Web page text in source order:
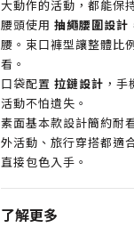
大動作的活動，都能保
腰頭使用 抽繩腰圍設計
腰。束口褲型讓整體比
看。
口袋配置 拉鏈設計 ，
活動不怕遺失。
素面基本款設計簡約耐
外活動、旅行穿搭都適
直接包色入手。
了解更多